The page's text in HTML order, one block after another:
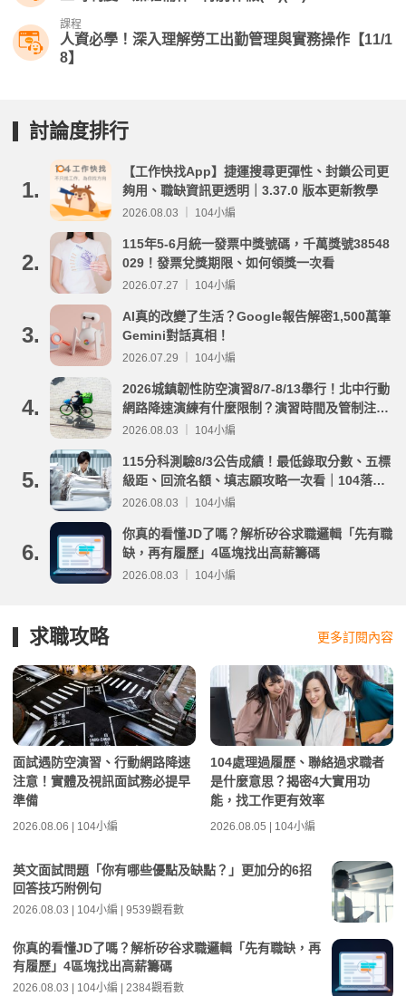
課程
人資必學！深入理解勞工出勤管理與實務操作【11/1
8】
討論度排行
1.
【工作快找App】捷運搜尋更彈性、封鎖公司更
夠用、職缺資訊更透明｜3.37.0 版本更新教學
2026.08.03 ｜ 104小編
2.
115年5-6月統一發票中獎號碼，千萬獎號38548
029！發票兌獎期限、如何領獎一次看
2026.07.27 ｜ 104小編
3.
AI真的改變了生活？Google報告解密1,500萬筆
Gemini對話真相！
2026.07.29 ｜ 104小編
4.
2026城鎮韌性防空演習8/7-8/13舉行！北中行動
網路降速演練有什麼限制？演習時間及管制注意
事項整理
2026.08.03 ｜ 104小編
5.
115分科測驗8/3公告成績！最低錄取分數、五標
級距、回流名額、填志願攻略一次看｜104落點
分析
2026.08.03 ｜ 104小編
6.
你真的看懂JD了嗎？解析矽谷求職邏輯「先有職
缺，再有履歷」4區塊找出高薪籌碼
2026.08.03 ｜ 104小編
求職攻略 更多訂閱內容
面試遇防空演習、行動網路降速
注意！實體及視訊面試務必提早
準備
2026.08.06 | 104小編
104處理過履歷、聯絡過求職者
是什麼意思？揭密4大實用功
能，找工作更有效率
2026.08.05 | 104小編
英文面試問題「你有哪些優點及缺點？」更加分的6招
回答技巧附例句
2026.08.03 | 104小編 | 9539觀看數
你真的看懂JD了嗎？解析矽谷求職邏輯「先有職缺，再
有履歷」4區塊找出高薪籌碼
2026.08.03 | 104小編 | 2384觀看數